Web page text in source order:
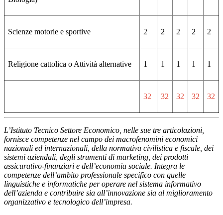
Scienze motorie e sportive 2 2 2 2 2
Religione cattolica o Attività alternative 1 1 1 1 1
32 32 32 32 32
L’Istituto Tecnico Settore Economico, nelle sue tre articolazioni,
fornisce competenze nel campo dei macrofenomini economici
nazionali ed internazionali, della normativa civilistica e fiscale, dei
sistemi aziendali, degli strumenti di marketing, dei prodotti
assicurativo-finanziari e dell’economia sociale. Integra le
competenze dell’ambito professionale specifico con quelle
linguistiche e informatiche per operare nel sistema informativo
dell’azienda e contribuire sia all’innovazione sia al miglioramento
organizzativo e tecnologico dell’impresa.